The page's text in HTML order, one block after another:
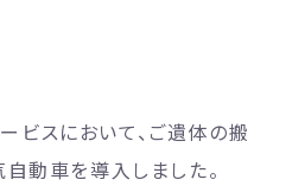
ビスにおいて、ご遺体の搬
動車を導入しました。